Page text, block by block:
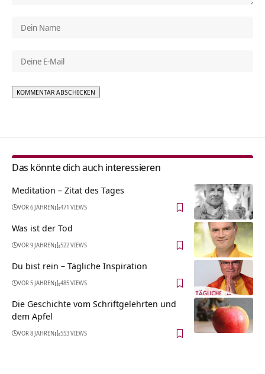
Das könnte dich auch interessieren
Meditation – Zitat des Tages
VOR 6 JAHREN 471 VIEWS
Was ist der Tod
VOR 9 JAHREN 522 VIEWS
Du bist rein – Tägliche Inspiration
VOR 5 JAHREN 485 VIEWS
Die Geschichte vom Schriftgelehrten und
dem Apfel
VOR 8 JAHREN 553 VIEWS